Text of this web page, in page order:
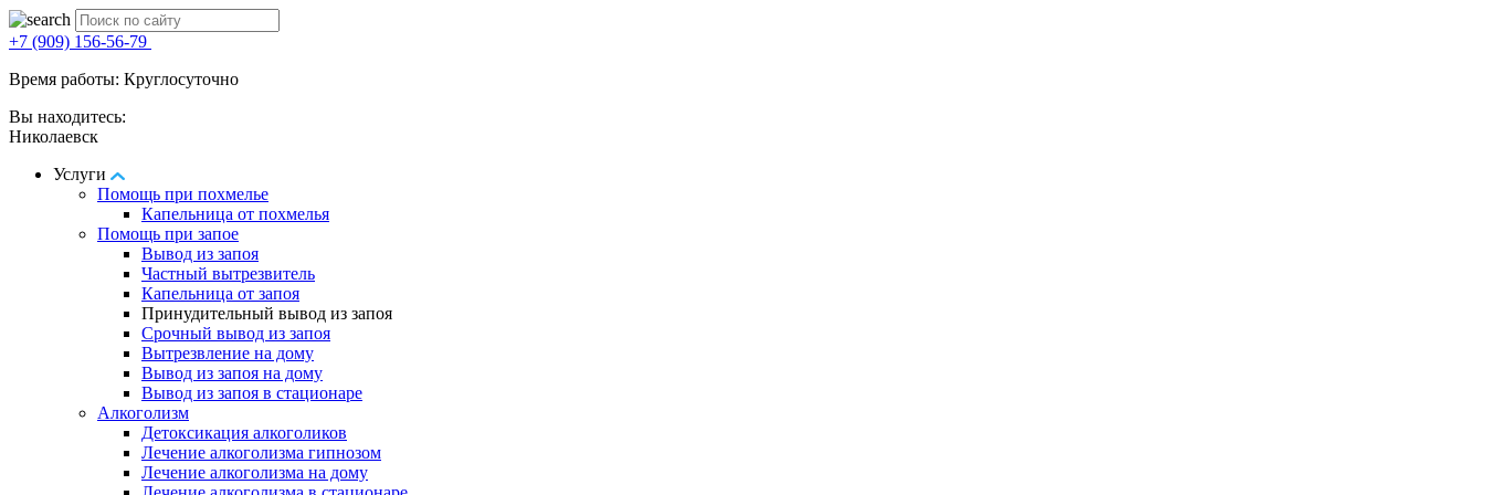
+7 (909) 156-56-79
Время работы: Круглосуточно
Вы находитесь:
Николаевск
Услуги
Помощь при похмелье
Капельница от похмелья
Помощь при запое
Вывод из запоя
Частный вытрезвитель
Капельница от запоя
Принудительный вывод из запоя
Срочный вывод из запоя
Вытрезвление на дому
Вывод из запоя на дому
Вывод из запоя в стационаре
Алкоголизм
Детоксикация алкоголиков
Лечение алкоголизма гипнозом
Лечение алкоголизма на дому